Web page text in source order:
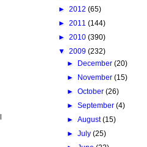
► 2012 (65)
► 2011 (144)
► 2010 (390)
▼ 2009 (232)
► December(20)
► November(15)
►October(26)
►September(4)
►August(15)
►July(25)